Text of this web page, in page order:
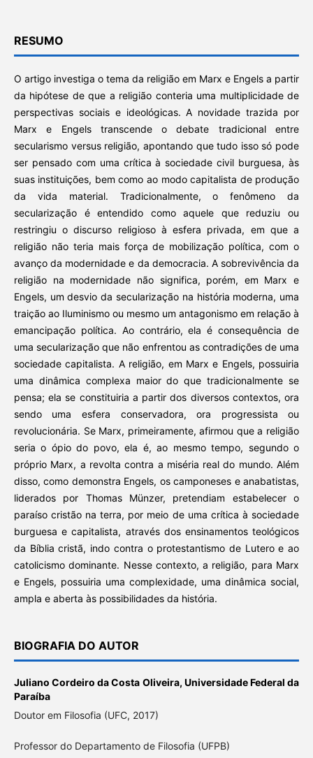
RESUMO
O artigo investiga o tema da religião em Marx e Engels a partir
da hipótese de que a religião conteria uma multiplicidade de
perspectivas sociais e ideológicas. A novidade trazida por
Marx e Engels transcende o debate tradicional entre
secularismo versus religião, apontando que tudo isso só pode
ser pensado com uma crítica à sociedade civil burguesa, às
suas instituições, bem como ao modo capitalista de produção
da vida material. Tradicionalmente, o fenômeno da
secularização é entendido como aquele que reduziu ou
restringiu o discurso religioso à esfera privada, em que a
religião não teria mais força de mobilização política, com o
avanço da modernidade e da democracia. A sobrevivência da
religião na modernidade não significa, porém, em Marx e
Engels, um desvio da secularização na história moderna, uma
traição ao Iluminismo ou mesmo um antagonismo em relação à
emancipação política. Ao contrário, ela é consequência de
uma secularização que não enfrentou as contradições de uma
sociedade capitalista. A religião, em Marx e Engels, possuiria
uma dinâmica complexa maior do que tradicionalmente se
pensa; ela se constituiria a partir dos diversos contextos, ora
sendo uma esfera conservadora, ora progressista ou
revolucionária. Se Marx, primeiramente, afirmou que a religião
seria o ópio do povo, ela é, ao mesmo tempo, segundo o
próprio Marx, a revolta contra a miséria real do mundo. Além
disso, como demonstra Engels, os camponeses e anabatistas,
liderados por Thomas Münzer, pretendiam estabelecer o
paraíso cristão na terra, por meio de uma crítica à sociedade
burguesa e capitalista, através dos ensinamentos teológicos
da Bíblia cristã, indo contra o protestantismo de Lutero e ao
catolicismo dominante. Nesse contexto, a religião, para Marx
e Engels, possuiria uma complexidade, uma dinâmica social,
ampla e aberta às possibilidades da história.
BIOGRAFIA DO AUTOR
Juliano Cordeiro da Costa Oliveira, Universidade Federal da
Paraíba
Doutor em Filosofia (UFC, 2017)
Professor do Departamento de Filosofia (UFPB)